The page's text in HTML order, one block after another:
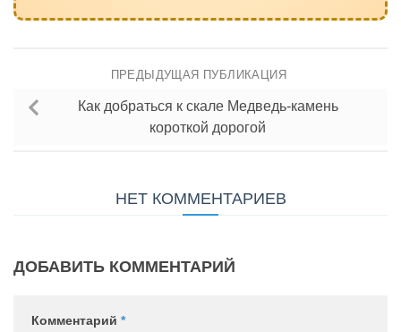
ПРЕДЫДУЩАЯ ПУБЛИКАЦИЯ
Как добраться к скале Медведь-камень
короткой дорогой
НЕТ КОММЕНТАРИЕВ
ДОБАВИТЬ КОММЕНТАРИЙ
Комментарий *